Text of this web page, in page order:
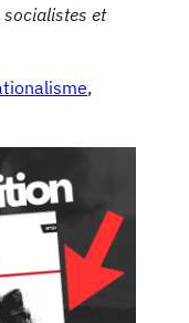
et